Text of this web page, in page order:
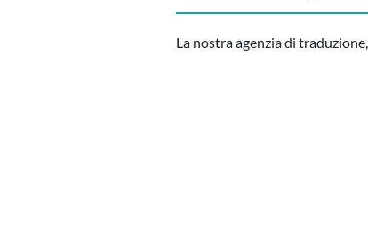
La nostra agenzia di